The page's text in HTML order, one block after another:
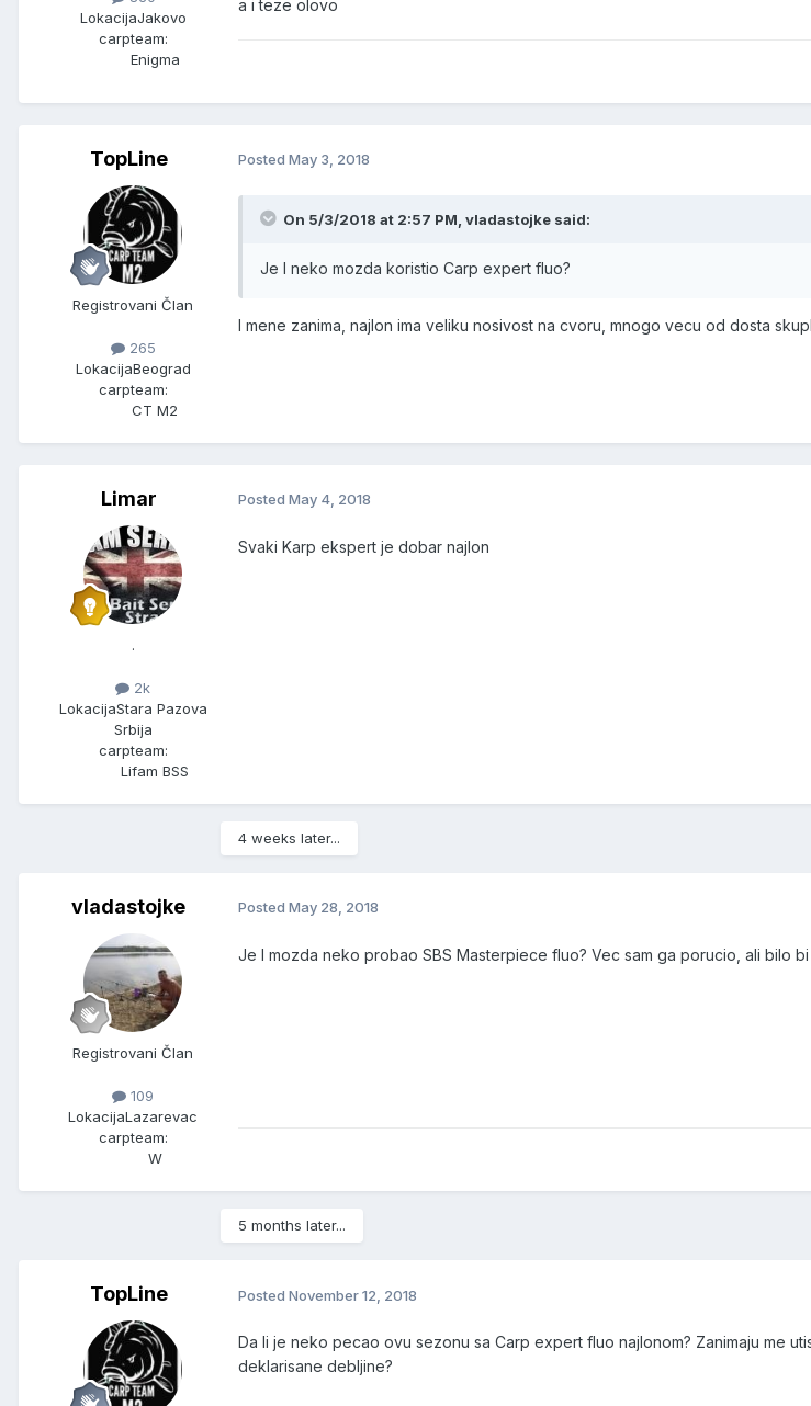
LokacijaJakovo
carpteam:
Enigma
a i teze olovo
TopLine
Registrovani Član
265
LokacijaBeograd
carpteam:
CT M2
Posted May 3, 2018
On 5/3/2018 at 2:57 PM, vladastojke said:
Je l neko mozda koristio Carp expert fluo?
I mene zanima, najlon ima veliku nosivost na cvoru, mnogo vecu od dosta
Limar
.
2k
LokacijaStara Pazova
Srbija
carpteam:
Lifam BSS
Posted May 4, 2018
Svaki Karp ekspert je dobar najlon
4 weeks later...
vladastojke
Registrovani Član
109
LokacijaLazarevac
carpteam:
W
Posted May 28, 2018
Je l mozda neko probao SBS Masterpiece fluo? Vec sam ga porucio, ali bilo
5 months later...
TopLine Posted November 12, 2018
Da li je neko pecao ovu sezonu sa Carp expert fluo najlonom? Zanimaju me
deklarisane debljine?